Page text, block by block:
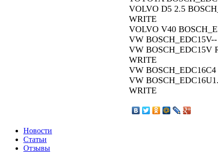
VOLVO D5 2.5
WRITE
VOLVO V40
VW
VW BOSCH_EDC15V
WRITE
VW
VW
WRITE
Новости
Статьи
Отзывы